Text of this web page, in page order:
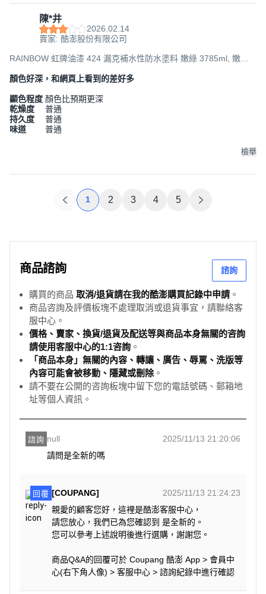
陳*井
2026.02.14
賣家: 酷澎股份有限公司
RAINBOW 虹牌油漆 424 漏克補水性防水塗料 嫩綠 3785ml, 嫩綠
顏色好深，和網頁上看到的差好多
顯色程度 顏色比預期更深
乾燥度
普通
持久度
普通
味道
普通
檢舉
1 2 3 4 5
商品諮詢 諮詢
購買的商品 取消/退貨請在我的酷澎購買記錄中申請 。
商品咨詢及評價板塊不處理取消或退貨事宜，請聯絡客
服中心。
價格、賣家、換貨/退貨及配送等與商品本身無關的咨詢
請使用客服中心的1:1咨詢 。
「商品本身」無關的內容、轉讓、廣告、辱罵、洗版等
內容可能會被移動、隱藏或刪除。
請不要在公開的咨詢板塊中留下您的電話號碼、郵箱地
址等個人資訊。
諮詢 null
2025/11/13 21:20:06
請問是全新的嗎
回覆 [COUPANG]
2025/11/13 21:24:23
親愛的顧客您好，這裡是酷澎客服中心，
請您放心，我們已為您確認到 是全新的。
您可以參考上述說明後進行選購，謝謝您。
商品Q&A的回覆可於 Coupang 酷澎 App > 會員中
心(右下角人像) > 客服中心 > 諮詢紀錄中進行確認